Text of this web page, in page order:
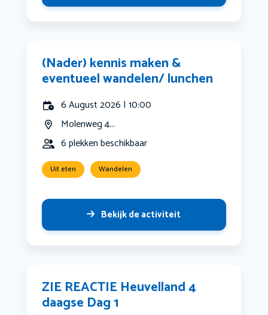
(Nader) kennis maken &
eventueel wandelen/ lunchen
6 August 2026 | 10:00
Molenweg 4...
6 plekken beschikbaar
Uit eten Wandelen
Bekijk de activiteit
ZIE REACTIE Heuvelland 4
daagse Dag 1